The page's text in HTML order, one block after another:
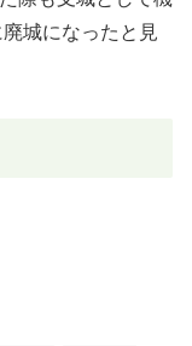
城になったと見